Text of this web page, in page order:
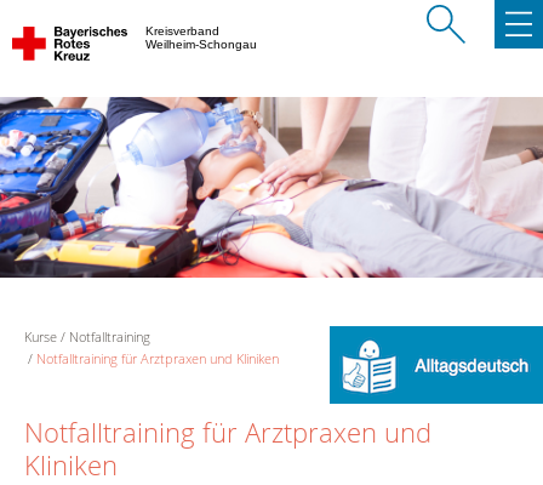
Kreisverband
Weilheim-Schongau
Kurse
Notfalltraining
Notfalltraining für Arztpraxen und Kliniken
Notfalltraining für Arztpraxen und
Kliniken